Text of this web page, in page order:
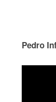
Pedro